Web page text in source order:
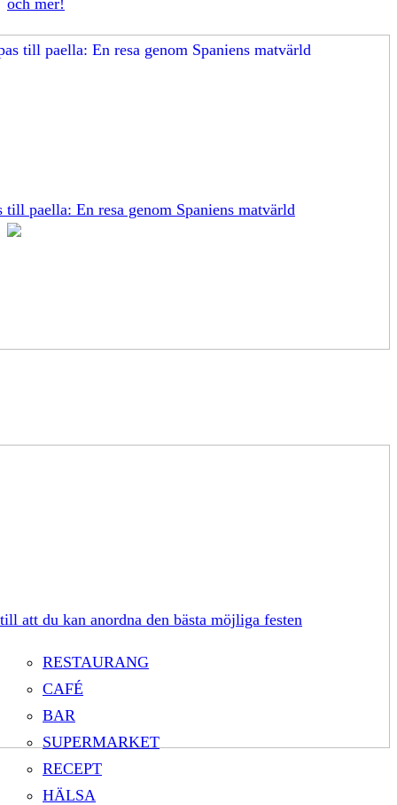
till paella: En resa genom Spaniens matvärld
att du kan anordna den bästa möjliga festen
RESTAURANG
CAFÉ
BAR
SUPERMARKET
RECEPT
HÄLSA